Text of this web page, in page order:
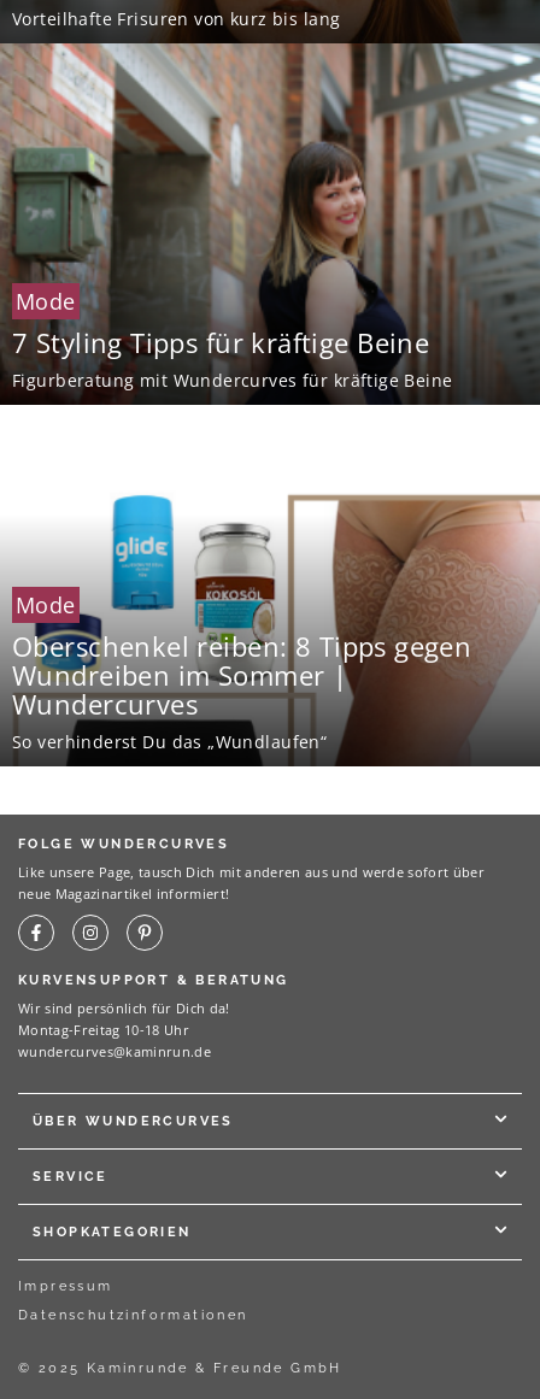
Vorteilhafte Frisuren von kurz bis lang
Mode
7 Styling Tipps für kräftige Beine
Figurberatung mit Wundercurves für kräftige Beine
Mode
Oberschenkel reiben: 8 Tipps gegen
Wundreiben im Sommer |
Wundercurves
So verhinderst Du das „Wundlaufen“
FOLGE WUNDERCURVES
Like unsere Page, tausch Dich mit anderen aus und werde sofort über
neue Magazinartikel informiert!
KURVENSUPPORT & BERATUNG
Wir sind persönlich für Dich da!
Montag-Freitag 10-18 Uhr
wundercurves@kaminrun.de
ÜBER WUNDERCURVES
SERVICE
SHOPKATEGORIEN
Impressum
Datenschutzinformationen
© 2025 Kaminrunde & Freunde GmbH